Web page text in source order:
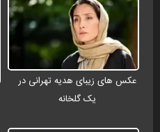
عکس های زیبای هدیه تهرانی در
یک گلخانه